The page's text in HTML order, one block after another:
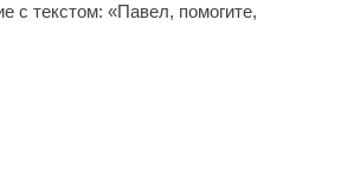
с текстом: «Павел, помогите,